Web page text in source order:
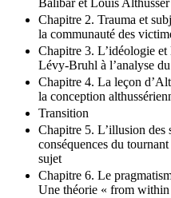
Balibar et Louis Althusser
Chapitre 2. Trauma et
la communauté des
Chapitre 3. L’idéologie
Lévy-Bruhl à l’analyse
Chapitre 4. La leçon
la conception
Transition
Chapitre 5. L’illusion des
conséquences du
sujet
Chapitre 6. Le
Une théorie « from